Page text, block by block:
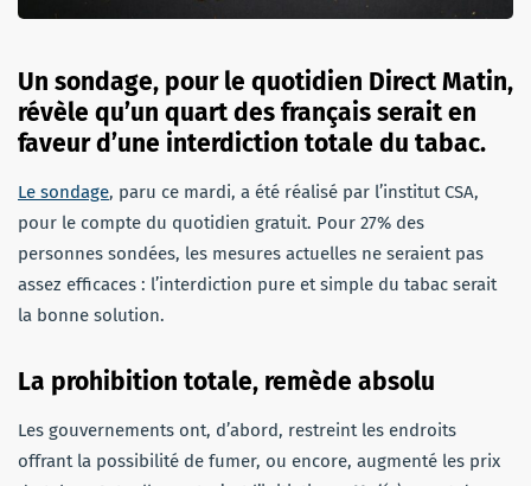
Un sondage, pour le quotidien Direct Matin,
révèle qu’un quart des français serait en
faveur d’une interdiction totale du tabac.
Le sondage, paru ce mardi, a été réalisé par l’institut CSA,
pour le compte du quotidien gratuit. Pour 27% des
personnes sondées, les mesures actuelles ne seraient pas
assez efficaces : l’interdiction pure et simple du tabac serait
la bonne solution.
La prohibition totale, remède absolu
Les gouvernements ont, d’abord, restreint les endroits
offrant la possibilité de fumer, ou encore, augmenté les prix